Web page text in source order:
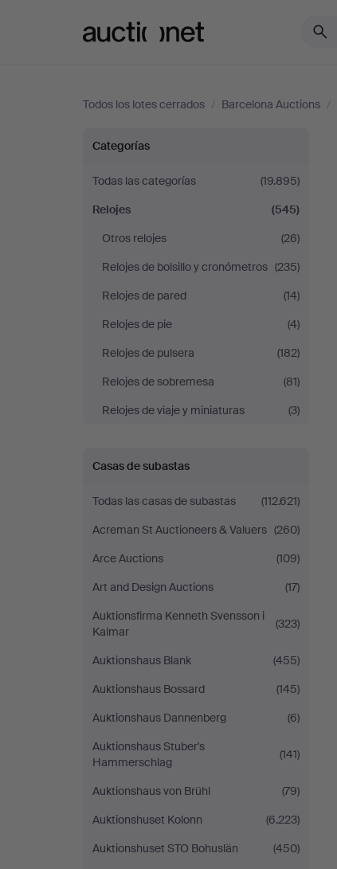
Todos los lotes cerrados / Barcelona Auctions /
Relojes
en
Barcelona
Auctions
Categorías
Todas las categorías
(19.895)
Relojes
(545)
Otros relojes
(26)
Relojes de bolsillo y cronómetros (235)
Relojes de pared
(14)
Relojes de pie
(4)
Relojes de pulsera
(182)
Relojes de sobremesa
(81)
Relojes de viaje y miniaturas
(3)
Casas de subastas
Todas las casas de subastas
(112.621)
Acreman St Auctioneers & Valuers (260)
Arce Auctions
(109)
Art and Design Auctions
(17)
Auktionsfirma Kenneth Svensson i
Kalmar
(323)
Auktionshaus Blank
(455)
Auktionshaus Bossard
(145)
Auktionshaus Dannenberg
(6)
Auktionshaus Stuber's
Hammerschlag
(141)
Auktionshaus von Brühl
(79)
Auktionshuset Kolonn
(6.223)
Auktionshuset STO Bohuslän
(450)